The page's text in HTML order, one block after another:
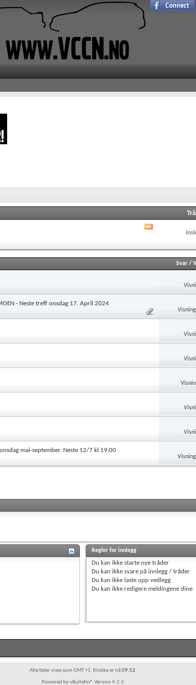
Svar/
- Neste treff onsdag 17. April 2024
mai-september. Neste 12/7 kl 19:00
Regler for innlegg
Du kan ikke starte nye tråder
Du kan ikke svare på innlegg / tråder
Du kan ikke laste opp vedlegg
Du kan ikke redigere meldingene dine
Alle tider vises som GMT +1. Klokka er nå09:52.
Powered by vBulletin® Version 4.2.5